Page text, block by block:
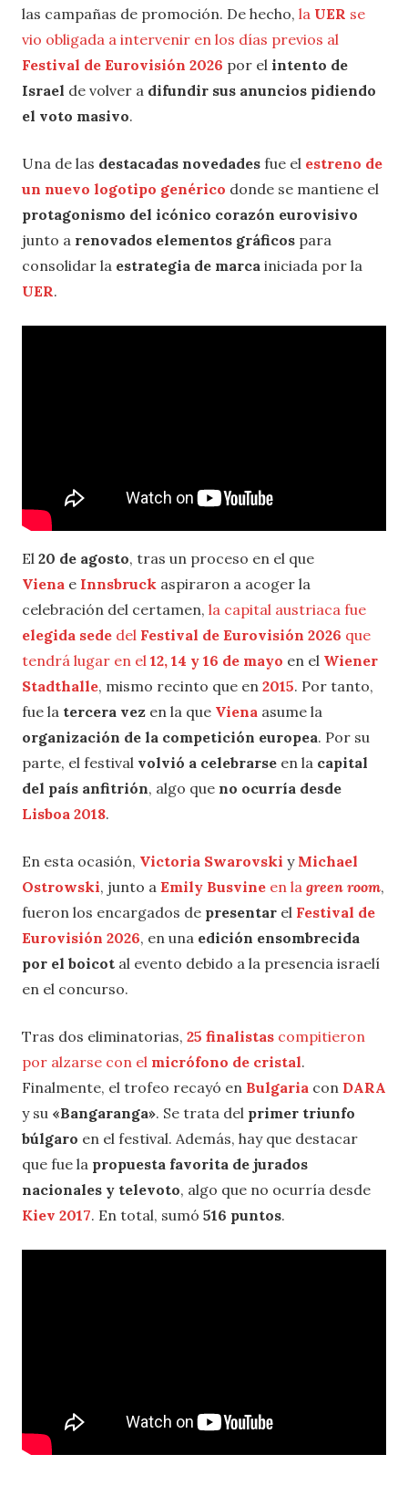
las campañas de promoción. De hecho, la UER se
vio obligada a intervenir en los días previos al
Festival de Eurovisión 2026 por el intento de
Israel de volver a difundir sus anuncios pidiendo
el voto masivo.
Una de las destacadas novedades fue el estreno de
un nuevo logotipo genérico donde se mantiene el
protagonismo del icónico corazón eurovisivo
junto a renovados elementos gráficos para
consolidar la estrategia de marca iniciada por la
UER.
El 20 de agosto, tras un proceso en el que
Viena e Innsbruck aspiraron a acoger la
celebración del certamen, la capital austriaca fue
elegida sede del Festival de Eurovisión 2026 que
tendrá lugar en el 12, 14 y 16 de mayo en el Wiener
Stadthalle, mismo recinto que en 2015. Por tanto,
fue la tercera vez en la que Viena asume la
organización de la competición europea. Por su
parte, el festival volvió a celebrarse en la capital
del país anfitrión, algo que no ocurría desde
Lisboa 2018.
En esta ocasión, Victoria Swarovski y Michael
Ostrowski, junto a Emily Busvine en la green room,
fueron los encargados de presentar el Festival de
Eurovisión 2026, en una edición ensombrecida
por el boicot al evento debido a la presencia israelí
en el concurso.
Tras dos eliminatorias, 25 finalistas compitieron
por alzarse con el micrófono de cristal.
Finalmente, el trofeo recayó en Bulgaria con DARA
y su «Bangaranga». Se trata del primer triunfo
búlgaro en el festival. Además, hay que destacar
que fue la propuesta favorita de jurados
nacionales y televoto, algo que no ocurría desde
Kiev 2017. En total, sumó 516 puntos.